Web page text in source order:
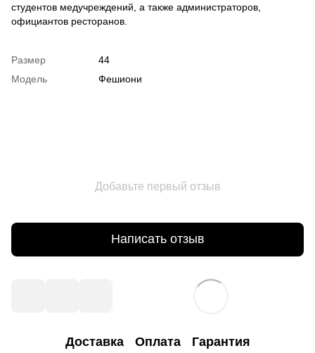
студентов медучреждений, а также администраторов,
официантов ресторанов.
Размер
44
Модель
Фешиони
Добавьте первый отзыв
Написать отзыв
Доставка Оплата Гарантия